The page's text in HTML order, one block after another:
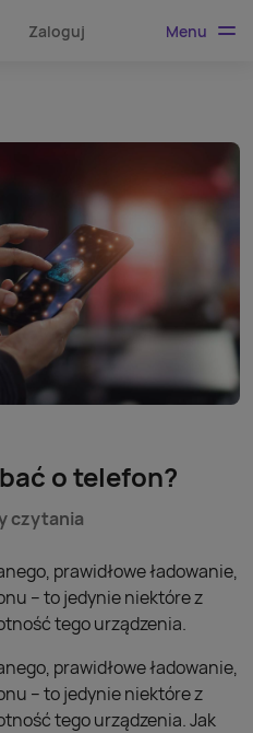
Zaloguj Menu
o telefon?
czytania
prawidłowe ładowanie,
– to jedynie niektóre z
tego urządzenia.
prawidłowe ładowanie,
– to jedynie niektóre z
tego urządzenia. Jak